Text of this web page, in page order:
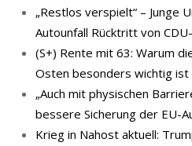
„Restlos verspielt“ – Junge
Autounfall Rücktritt von
(S+) Rente mit 63: Warum
Osten besonders wichtig ist
„Auch mit physischen
bessere Sicherung der EU-
Krieg in Nahost aktuell: